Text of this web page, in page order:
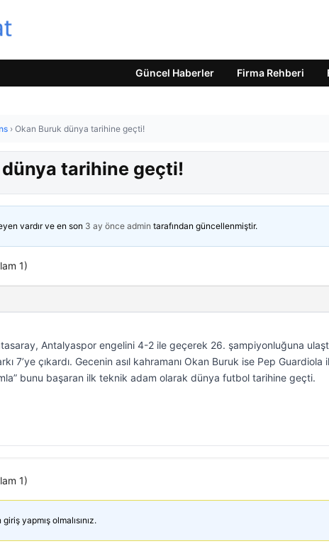
Güncel Haberler Firma Rehberi
› Okan Buruk dünya tarihine geçti!
tarihine geçti!
vardır ve en son 3 ay önce admin tarafından güncellenmiştir.
1)
Antalyaspor engelini 4-2 ile geçerek 26. şampiyonluğuna
7’ye çıkardı. Gecenin asıl kahramanı Okan Buruk ise Pep Guardiola
bunu başaran ilk teknik adam olarak dünya futbol tarihine geçti.
1)
yapmış olmalısınız.